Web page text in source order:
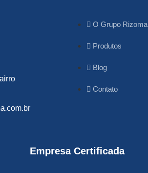
O Grupo Rizoma
Produtos
Blog
Contato
Empresa Certificada